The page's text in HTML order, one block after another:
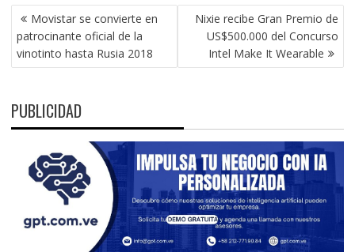
NAVEGACIÓN
DE
ENTRADAS
Movistar se convierte en
patrocinante oficial de la
vinotinto hasta Rusia 2018
Nixie recibe Gran Premio de
US$500.000 del Concurso
Intel Make It Wearable
PUBLICIDAD